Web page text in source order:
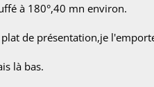
à 180°,40 mn environ.
de présentation,je
là bas.